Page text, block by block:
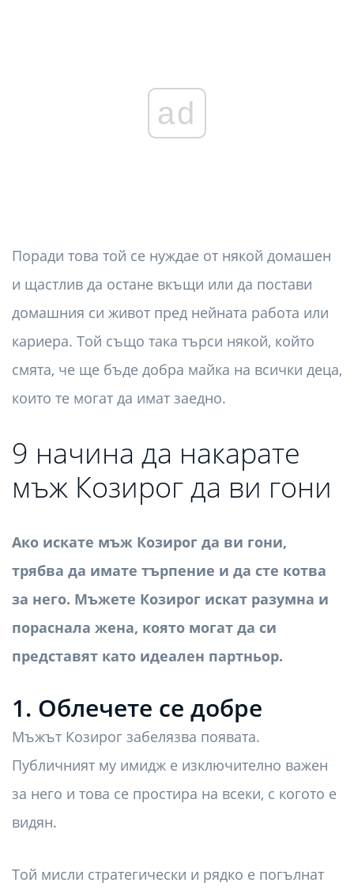
ad
Поради това той се нуждае от някой домашен
и щастлив да остане вкъщи или да постави
домашния си живот пред нейната работа или
кариера. Той също така търси някой, който
смята, че ще бъде добра майка на всички деца,
които те могат да имат заедно.
9 начина да накарате
мъж Козирог да ви гони
Ако искате мъж Козирог да ви гони,
трябва да имате търпение и да сте котва
за него. Мъжете Козирог искат разумна и
пораснала жена, която могат да си
представят като идеален партньор.
1. Облечете се добре
Мъжът Козирог забелязва появата.
Публичният му имидж е изключително важен
за него и това се простира на всеки, с когото е
видян.
Той мисли стратегически и рядко е погълнат